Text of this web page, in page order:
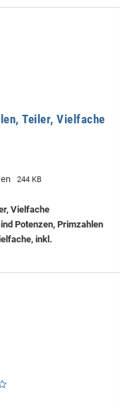
Teiler, Vielfache
244 KB
Vielfache
Potenzen, Primzahlen
inkl.